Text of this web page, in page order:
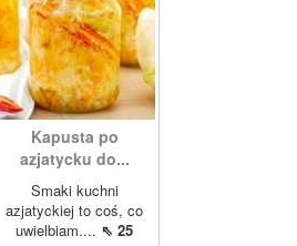
Kapusta po
azjatycku do...
Smaki kuchni
azjatyckiej to coś, co
uwielbiam.... ⇖ 25